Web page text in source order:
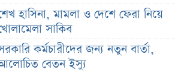
হাসিনা, মামলা ও দেশে ফেরা নিয়ে
সাকিব
কর্মচারীদের জন্য নতুন বার্তা,
বেতন ইস্যু